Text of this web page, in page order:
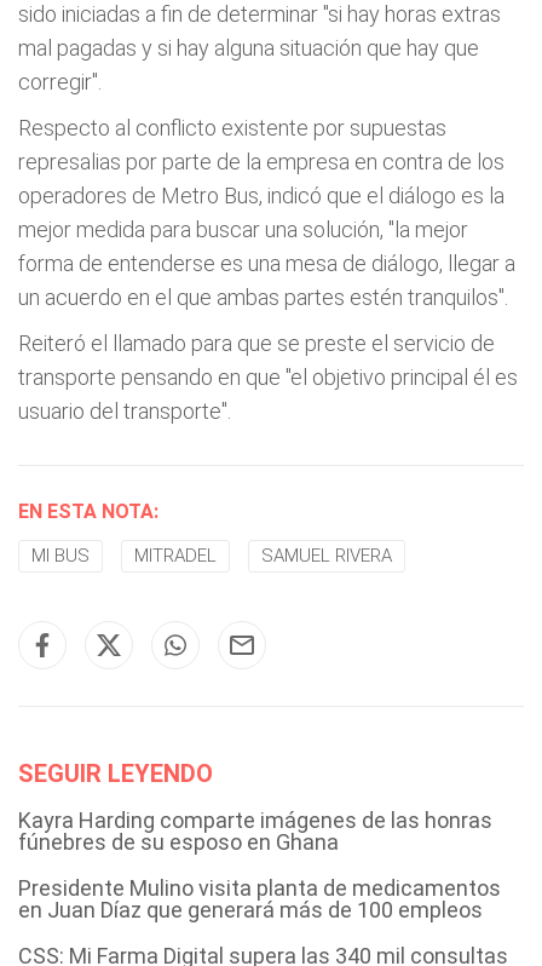
sido iniciadas a fin de determinar "si hay horas extras
mal pagadas y si hay alguna situación que hay que
corregir".
Respecto al conflicto existente por supuestas
represalias por parte de la empresa en contra de los
operadores de Metro Bus, indicó que el diálogo es la
mejor medida para buscar una solución, "la mejor
forma de entenderse es una mesa de diálogo, llegar a
un acuerdo en el que ambas partes estén tranquilos".
Reiteró el llamado para que se preste el servicio de
transporte pensando en que "el objetivo principal él es
usuario del transporte".
EN ESTA NOTA:
MI BUS MITRADEL SAMUEL RIVERA
SEGUIR LEYENDO
Kayra Harding comparte imágenes de las honras
fúnebres de su esposo en Ghana
Presidente Mulino visita planta de medicamentos
en Juan Díaz que generará más de 100 empleos
CSS: Mi Farma Digital supera las 340 mil consultas